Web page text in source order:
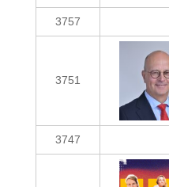
3757
3751
3747